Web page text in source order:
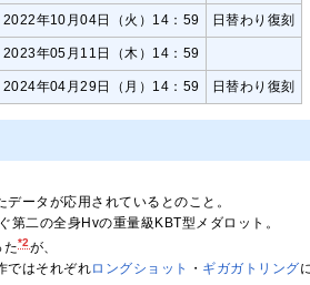
年10月04日（火）14：59 日替わり復刻
年05月11日（木）14：59
年04月29日（月）14：59 日替わり復刻
ータが応用されているとのこと。
第二の全身Hvの重量級KBT型メダロット。
た*2が、
ではそれぞれロングショット ・ ギガガトリング